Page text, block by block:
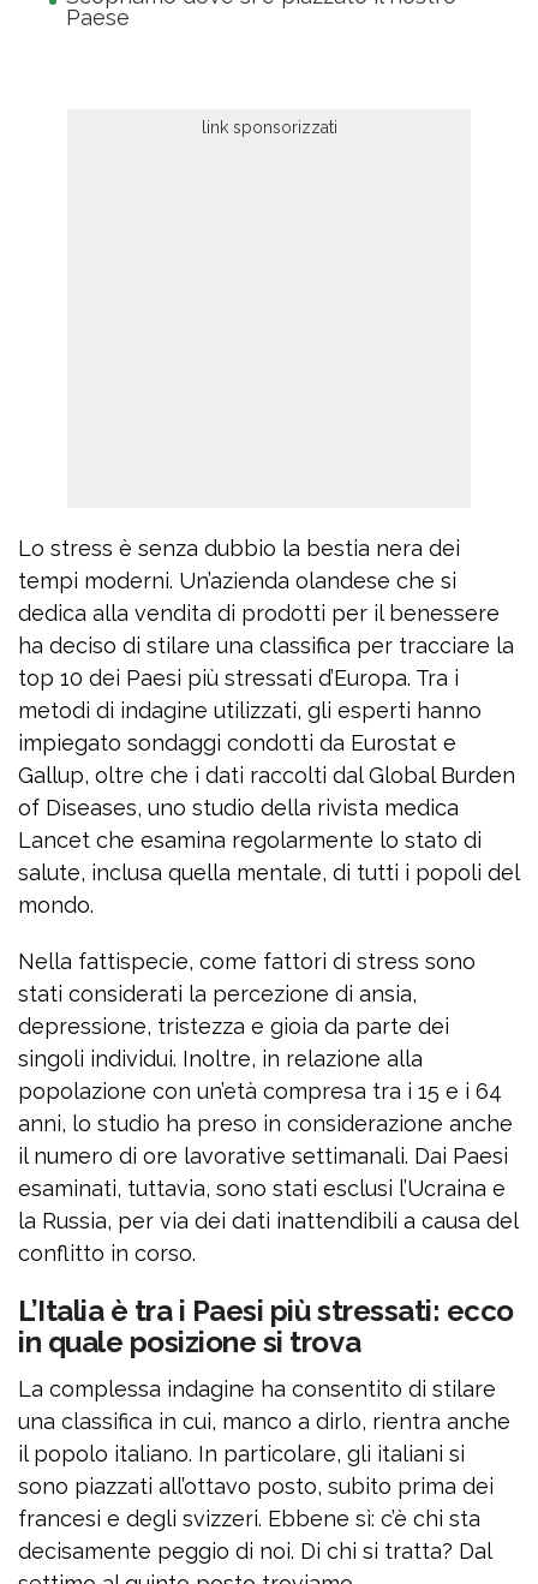
Paese
Lo stress è senza dubbio la bestia nera dei
tempi moderni. Un’azienda olandese che si
dedica alla vendita di prodotti per il benessere
ha deciso di stilare una classifica per tracciare la
top 10 dei Paesi più stressati d’Europa. Tra i
metodi di indagine utilizzati, gli esperti hanno
impiegato sondaggi condotti da Eurostat e
Gallup, oltre che i dati raccolti dal Global Burden
of Diseases, uno studio della rivista medica
Lancet che esamina regolarmente lo stato di
salute, inclusa quella mentale, di tutti i popoli del
mondo.
Nella fattispecie, come fattori di stress sono
stati considerati la percezione di ansia,
depressione, tristezza e gioia da parte dei
singoli individui. Inoltre, in relazione alla
popolazione con un’età compresa tra i 15 e i 64
anni, lo studio ha preso in considerazione anche
il numero di ore lavorative settimanali. Dai Paesi
esaminati, tuttavia, sono stati esclusi l’Ucraina e
la Russia, per via dei dati inattendibili a causa del
conflitto in corso.
L’Italia è tra i Paesi più stressati: ecco
in quale posizione si trova
La complessa indagine ha consentito di stilare
una classifica in cui, manco a dirlo, rientra anche
il popolo italiano. In particolare, gli italiani si
sono piazzati all’ottavo posto, subito prima dei
francesi e degli svizzeri. Ebbene sì: c’è chi sta
decisamente peggio di noi. Di chi si tratta? Dal